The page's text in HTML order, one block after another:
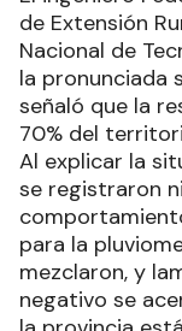
de Extensión
Nacional de
la pronunciada
señaló que la
70% del
Al explicar la
se registraron
para la
mezclaron, y
negativo se